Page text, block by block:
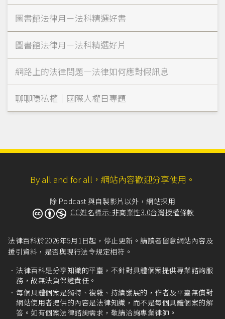
圖書館法律月－法科精選好書
圖書館法律月－法科精選好片
網路上的法律問題—法律如何應對假訊息
聊聊隱私權｜國際人權日專題
By all and for all，網站內容歡迎分享使用。
除 Podcast 與自製影片以外，網站採用
CC姓名標示-非商業性3.0台灣授權條款
法律百科於2026年5月1日起，停止更新。請讀者留意網站內容及
援引資料，是否與現行法令規定相符。
法律百科是分享知識的平臺，不針對具體個案提供專業諮詢服
務，故無法負保證責任。
每個具體個案是獨特、複雜、持續發展的，作者及平臺無償對
網站使用者提供的內容是法律知識，而不是每個具體個案的解
答。如有個案法律諮詢需求，敬請洽詢專業律師。